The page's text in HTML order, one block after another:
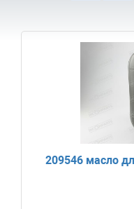
209546 масло